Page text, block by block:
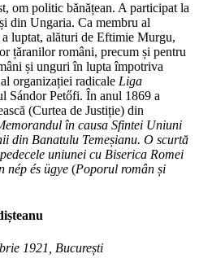
om politic bănățean. A participat la
din Ungaria. Ca membru al
luptat, alături de Eftimie Murgu,
țăranilor români, precum și pentru
și unguri în lupta împotriva
organizației radicale Liga
Sándor Petőfi. În anul 1869 a
(Curtea de Justiție) din
în causa Sfintei Uniuni
din Banatulu Temeșianu. O scurtă
uniunei cu Biserica Romei
nép és ügye (Poporul român și
1921, București